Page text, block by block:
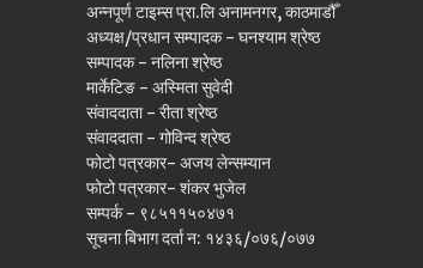
अन्नपूर्ण टाइम्स प्रा.लि अनामनगर, काठमाडौँ
अध्यक्ष/प्रधान सम्पादक - घनश्याम श्रेष्ठ
सम्पादक - नलिना श्रेष्ठ
मार्केटिङ - अस्मिता सुवेदी
संवाददाता - रीता श्रेष्ठ
संवाददाता - गोविन्द श्रेष्ठ
फोटो पत्रकार- अजय लेन्सम्यान
फोटो पत्रकार- शंकर भुजेल
सम्पर्क - ९८५११५०४७१
सूचना बिभाग दर्ता न: १४३६/०७६/०७७